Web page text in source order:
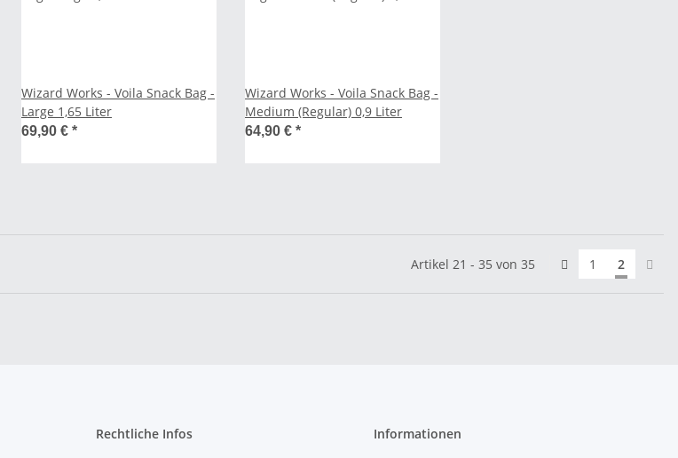
Wizard Works - Voila Snack Bag -
Large 1,65 Liter
69,90 € *
Wizard Works - Voila Snack Bag -
Medium (Regular) 0,9 Liter
64,90 € *
Artikel 21 - 35 von 35 1 2
Rechtliche Infos Informationen